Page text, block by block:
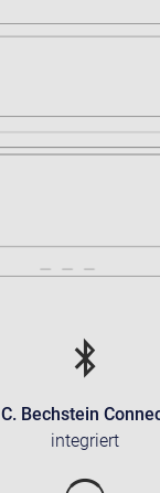
C. Bechstein
integriert